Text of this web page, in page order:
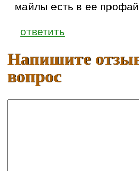
майлы есть в ее
ответить
Напишите
вопрос